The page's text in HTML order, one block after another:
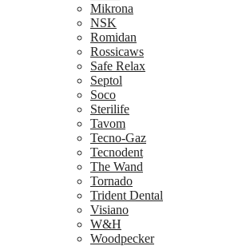
Mikrona
NSK
Romidan
Rossicaws
Safe Relax
Septol
Soco
Sterilife
Tavom
Tecno-Gaz
Tecnodent
The Wand
Tornado
Trident Dental
Visiano
W&H
Woodpecker